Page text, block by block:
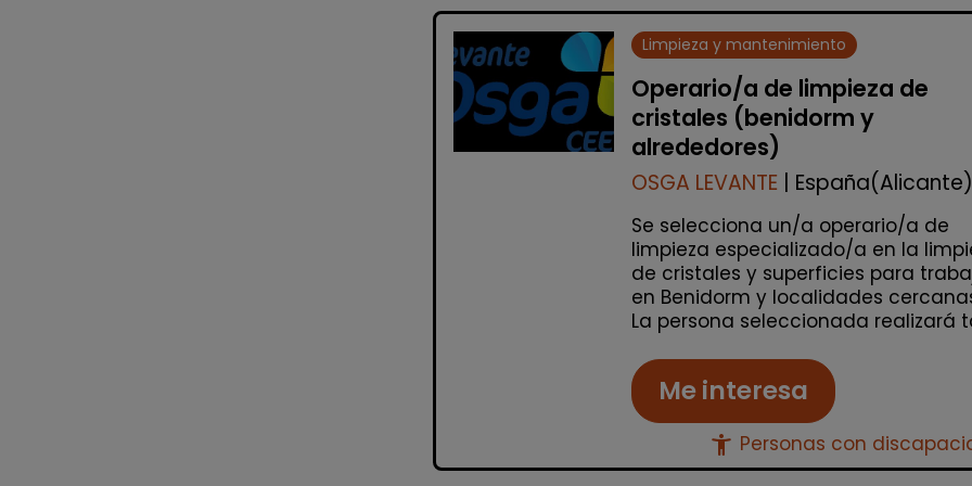
Limpieza y mantenimiento
Operario/a de limpieza de
cristales (benidorm y
alrededores)
OSGA LEVANTE | España(Alicante)
Se selecciona un/a operario/a de
limpieza especializado/a en la
de cristales y superficies para
en Benidorm y localidades
La persona seleccionada realizará
Me interesa
accessibility_new Personas con